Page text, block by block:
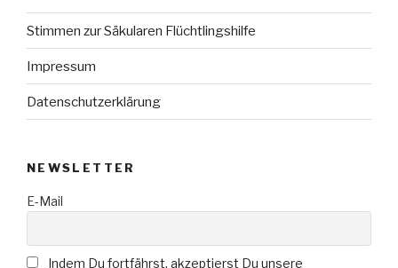
Stimmen zur Säkularen Flüchtlingshilfe
Impressum
Datenschutzerklärung
NEWSLETTER
E-Mail
Indem Du fortfährst, akzeptierst Du unsere